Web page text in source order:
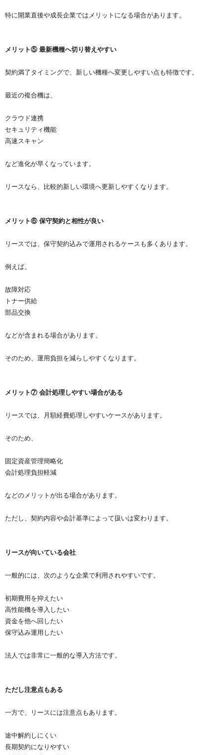
特に開業直後や成長企業ではメリットになる場合があります。
メリット⑤ 最新機種へ切り替えやすい
契約満了タイミングで、新しい機種へ変更しやすい点も特徴です。
最近の複合機は、
クラウド連携
セキュリティ機能
高速スキャン
など進化が早くなっています。
リースなら、比較的新しい環境へ更新しやすくなります。
メリット⑥ 保守契約と相性が良い
リースでは、保守契約込みで運用されるケースも多くあります。
例えば、
故障対応
トナー供給
部品交換
などが含まれる場合があります。
そのため、運用負担を減らしやすくなります。
メリット⑦ 会計処理しやすい場合がある
リースでは、月額経費処理しやすいケースがあります。
そのため、
固定資産管理簡略化
会計処理負担軽減
などのメリットが出る場合があります。
ただし、契約内容や会計基準によって扱いは変わります。
リースが向いている会社
一般的には、次のような企業で利用されやすいです。
初期費用を抑えたい
高性能機を導入したい
資金を他へ回したい
保守込み運用したい
法人では非常に一般的な導入方法です。
ただし注意点もある
一方で、リースには注意点もあります。
途中解約しにくい
長期契約になりやすい